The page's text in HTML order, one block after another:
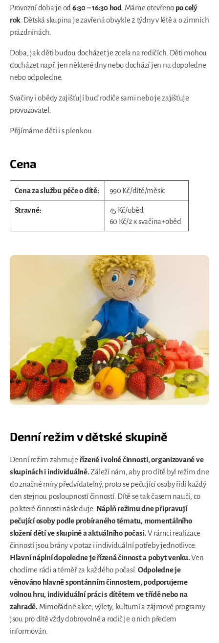
Provozní doba je od 6:30 – 16:30 hod. Máme otevřeno po celý
rok . Dětská skupina je zavřená obvykle 2 týdny v létě a o zimních
prázdninách.
Doba, jak děti budou docházet je zcela na rodičích. Děti mohou
docházet např. jen některé dny nebo dochází jen na dopoledne
nebo odpoledne.
Svačiny i obědy zajišťují buď rodiče sami nebo je zajišťuje
provozovatel.
Přijímáme děti i s plenkou.
Cena
Cena za službu péče o dítě: 990 Kč/dítě/měsíc
Stravné:
45 Kč/oběd
60 Kč/2 x svačina+oběd
Denní režim v dětské skupině
Denní režim zahrnuje řízené i volné činnosti, organizované ve
skupinách i individuálně.Záleží nám, aby pro dítě byl režim dne
do značné míry předvídatelný, proto se pečující osoby řídí každý
den stejnou posloupností činností. Dítě se tak časem naučí, co
po které činnosti následuje. Náplň režimu dne připravují
pečující osoby podle probíraného tématu, momentálního
složení dětí ve skupině a aktuálního počasí. V rámci realizace
činností jsou brány v potaz i individuální potřeby jednotlivce.
Hlavní náplní dopoledne je řízená činnost a pobyt venku.Ven
chodíme rádi a téměř za každého počasí. Odpoledne je
věnováno hlavně spontánním činnostem, podporujeme
volnou hru, individuální práci s dítětem ve třídě nebo na
zahradě. Mimořádné akce, výlety, kulturní a zájmové programy
jsou pro dítě vždy dobrovolné a rodič je o nich předem
informován.